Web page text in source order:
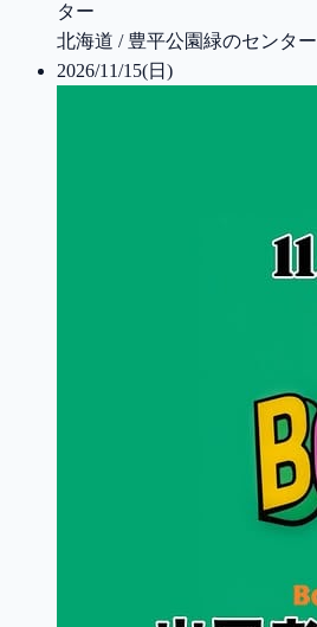
ター
北海道 / 豊平公園緑のセンター
2026/11/15(日)